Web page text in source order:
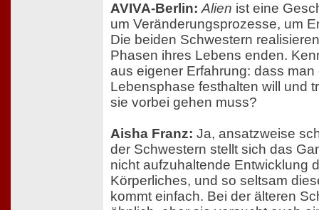
AVIVA-Berlin: Alien ist eine
um Veränderungsprozesse, um
Die beiden Schwestern
Phasen ihres Lebens enden.
aus eigener Erfahrung: dass man
Lebensphase festhalten will und
sie vorbei gehen muss?
Aisha Franz: Ja, ansatzweise
der Schwestern stellt sich das
nicht aufzuhaltende Entwicklung
Körperliches, und so seltsam
kommt einfach. Bei der älteren